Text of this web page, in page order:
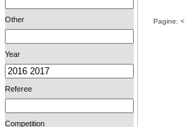
Other
Year
Referee
Competition
Pagine: <